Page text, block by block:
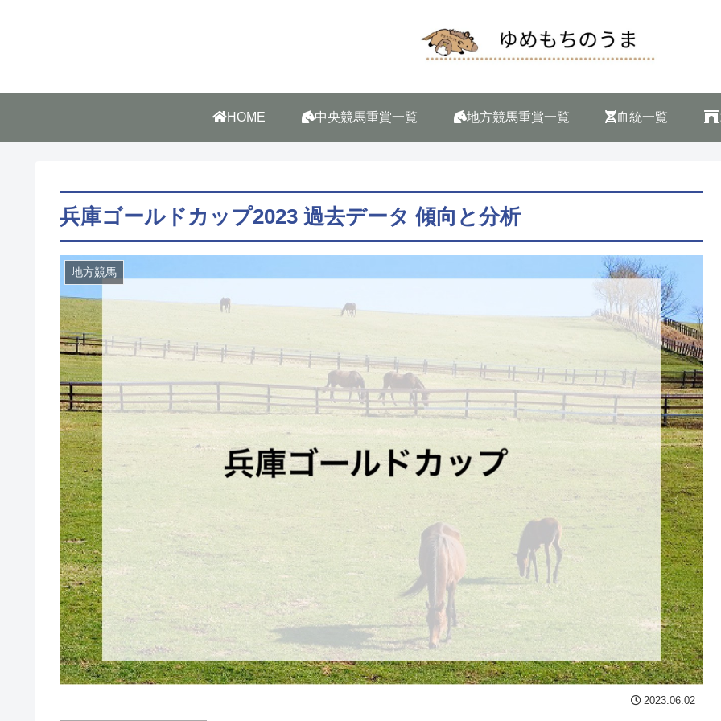
HOME 中央競馬重賞一覧 地方競馬重賞一覧 血統一覧
兵庫ゴールドカップ2023 過去データ 傾向と分析
地方競馬
2023.06.02